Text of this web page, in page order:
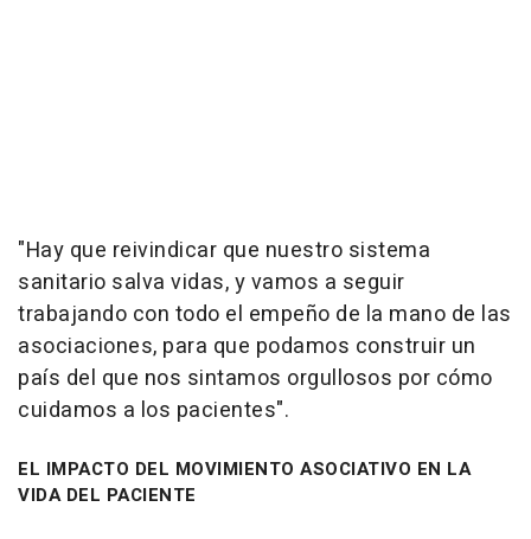
"Hay que reivindicar que nuestro sistema
sanitario salva vidas, y vamos a seguir
trabajando con todo el empeño de la mano de las
asociaciones, para que podamos construir un
país del que nos sintamos orgullosos por cómo
cuidamos a los pacientes".
EL IMPACTO DEL MOVIMIENTO ASOCIATIVO EN LA
VIDA DEL PACIENTE